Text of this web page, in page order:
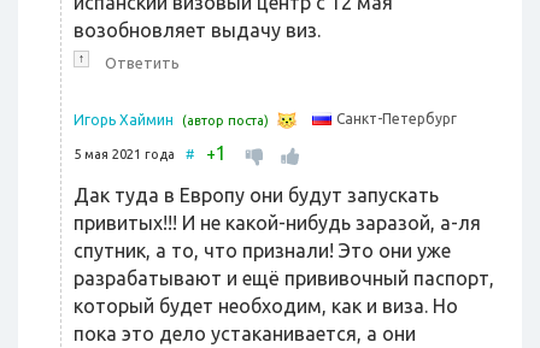
возобновляет выдачу виз.
↑ Ответить
Игорь Хаймин (автор поста) Санкт-Петербург
5 мая 2021 года # +1
Дак туда в Европу они будут запускать
привитых!!! И не какой-нибудь заразой, а-ля
спутник, а то, что признали! Это они уже
разрабатывают и ещё прививочный паспорт,
который будет необходим, как и виза. Но
пока это дело устаканивается, а они